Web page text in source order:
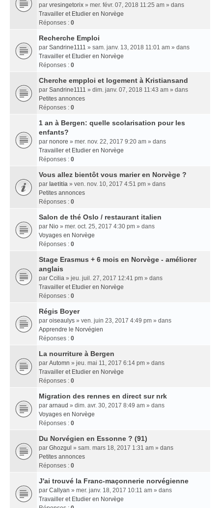
par vresingetorix » mer. févr. 07, 2018 11:25 am » dans
Travailler et Etudier en Norvège
Réponses : 0
Recherche Emploi
par Sandrine1111 » sam. janv. 13, 2018 11:01 am » dans
Travailler et Etudier en Norvège
Réponses : 0
Cherche empploi et logement à Kristiansand
par Sandrine1111 » dim. janv. 07, 2018 11:43 am » dans
Petites annonces
Réponses : 0
1 an à Bergen: quelle scolarisation pour les
enfants?
par nonore » mer. nov. 22, 2017 9:20 am » dans
Travailler et Etudier en Norvège
Réponses : 0
Vous allez bientôt vous marier en Norvège ?
par laetitia » ven. nov. 10, 2017 4:51 pm » dans
Petites annonces
Réponses : 0
Salon de thé Oslo / restaurant italien
par Nio » mer. oct. 25, 2017 4:30 pm » dans
Voyages en Norvège
Réponses : 0
Stage Erasmus + 6 mois en Norvège - améliorer
anglais
par Ccilia » jeu. juil. 27, 2017 12:41 pm » dans
Travailler et Etudier en Norvège
Réponses : 0
Régis Boyer
par oiseaulys » ven. juin 23, 2017 4:49 pm » dans
Apprendre le Norvégien
Réponses : 0
La nourriture à Bergen
par Automn » jeu. mai 11, 2017 6:14 pm » dans
Travailler et Etudier en Norvège
Réponses : 0
Migration des rennes en direct sur nrk
par arnaud » dim. avr. 30, 2017 8:49 am » dans
Voyages en Norvège
Réponses : 0
Du Norvégien en Essonne ? (91)
par Ghozgul » sam. mars 18, 2017 1:31 am » dans
Petites annonces
Réponses : 0
J'ai trouvé la Franc-maçonnerie norvégienne
par Callyan » mer. janv. 18, 2017 10:11 am » dans
Travailler et Etudier en Norvège